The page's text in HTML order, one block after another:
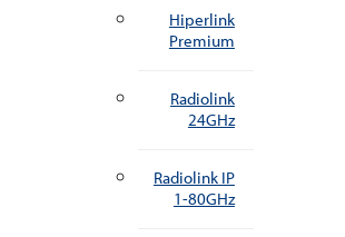
Hiperlink
Premium
Radiolink
24GHz
Radiolink IP
1-80GHz